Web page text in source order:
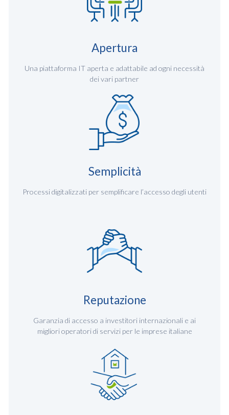
Apertura
Una piattaforma IT aperta e adattabile ad ogni necessità
dei vari partner
Semplicità
Processi digitalizzati per semplificare l’accesso degli utenti
Reputazione
Garanzia di accesso a investitori internazionali e ai
migliori operatori di servizi per le imprese italiane